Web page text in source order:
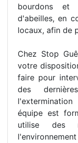
bourdons et
d'abeilles, en
locaux, afin de
Chez Stop
votre
faire pour
des
équipe est
utilise des